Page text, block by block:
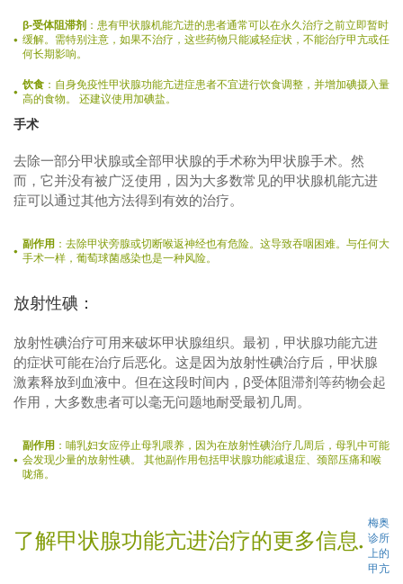
β-受体阻滞剂 ：患有甲状腺机能亢进的患者通常可以在永久治疗之前立即暂时
缓解。需特别注意，如果不治疗，这些药物只能减轻症状，不能治疗甲亢或任
何长期影响。
饮食 ：自身免疫性甲状腺功能亢进症患者不宜进行饮食调整，并增加碘摄入量
高的食物。 还建议使用加碘盐。
手术
去除一部分甲状腺或全部甲状腺的手术称为甲状腺手术。然
而，它并没有被广泛使用，因为大多数常见的甲状腺机能亢进
症可以通过其他方法得到有效的治疗。
副作用 ：去除甲状旁腺或切断喉返神经也有危险。这导致吞咽困难。与任何大
手术一样，葡萄球菌感染也是一种风险。
放射性碘：
放射性碘治疗可用来破坏甲状腺组织。最初，甲状腺功能亢进
的症状可能在治疗后恶化。这是因为放射性碘治疗后，甲状腺
激素释放到血液中。但在这段时间内，β受体阻滞剂等药物会起
作用，大多数患者可以毫无问题地耐受最初几周。
副作用 ：哺乳妇女应停止母乳喂养，因为在放射性碘治疗几周后，母乳中可能
会发现少量的放射性碘。 其他副作用包括甲状腺功能减退症、颈部压痛和喉
咙痛。
了解甲状腺功能亢进治疗的更多信息
梅奥
诊所
上的
甲亢